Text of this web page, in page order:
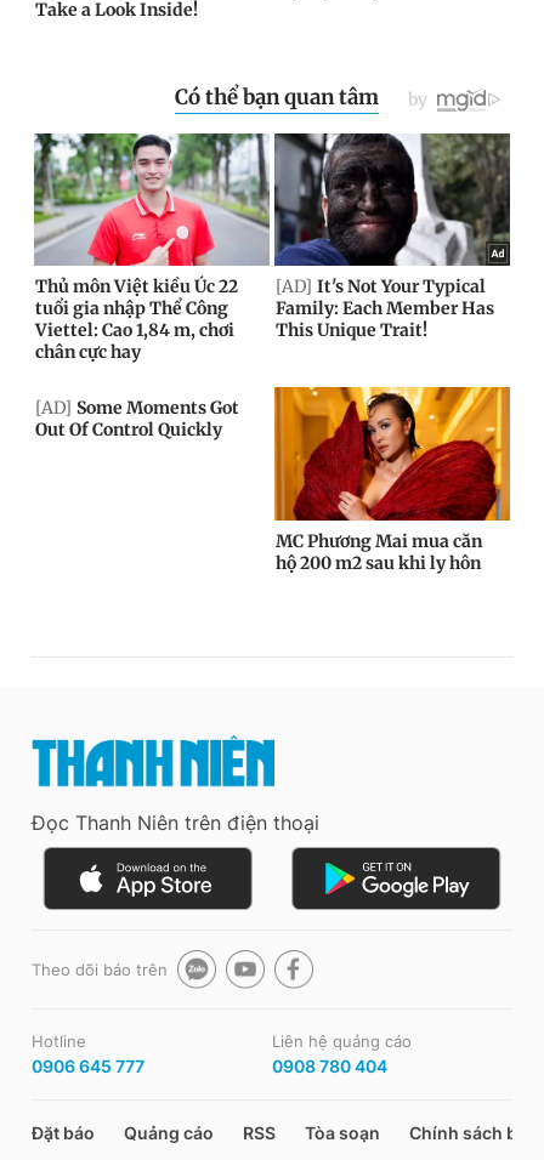
Đọc Thanh Niên trên điện thoại
Theo dõi báo trên
Hotline
0906 645 777
Liên hệ quảng cáo
0908 780 404
Đặt báo Quảng cáo RSS Tòa soạn Chính sách bảo